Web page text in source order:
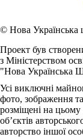
© Нова Українська
Проект був
з Міністерством
"Нова Українська
Усі виключні
фото, зображення
розміщені на цьому
об’єктів
авторство іншої